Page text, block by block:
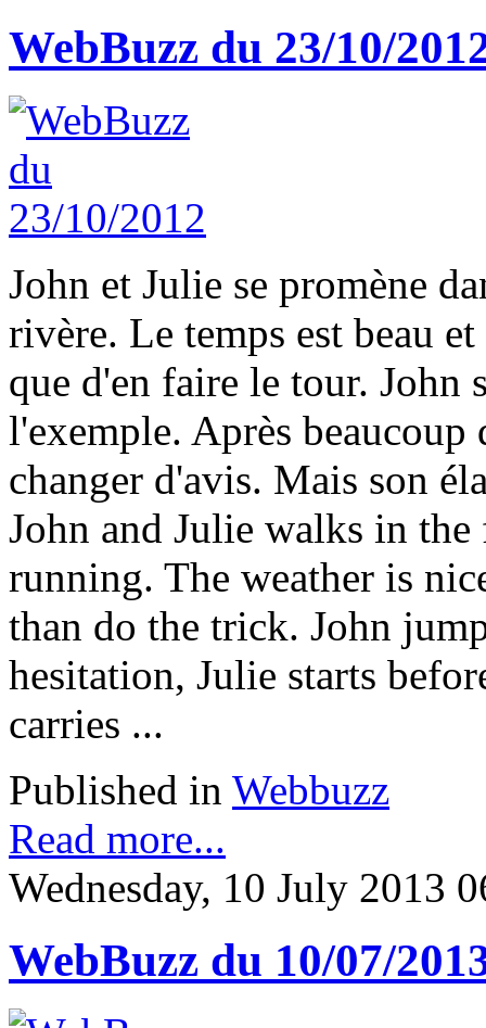
WebBuzz du 23/10/
John et Julie se promène
rivère. Le temps est beau
que d'en faire le tour. John
l'exemple. Après beaucoup
changer d'avis. Mais son
John and Julie walks in
running. The weather is
than do the trick. John
hesitation, Julie starts
carries ...
Published in Webbuzz
Read more...
Wednesday, 10 July 2013
WebBuzz du 10/07/